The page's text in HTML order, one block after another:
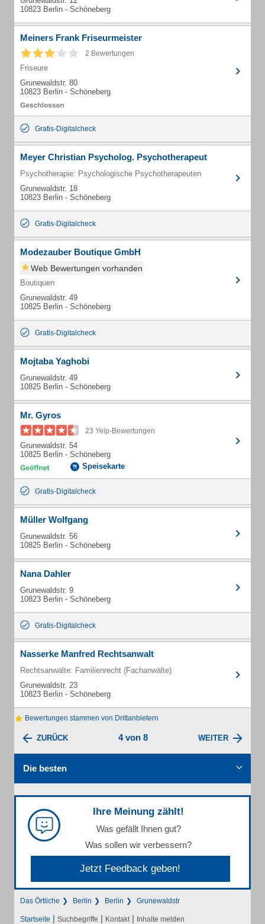
10823 Berlin - Schöneberg
Meiners Frank Friseurmeister
2 Bewertungen
Friseure
Grunewaldstr. 80
10823 Berlin - Schöneberg
Gratis-Digitalcheck
Meyer Christian Psycholog. Psychotherapeut
Psychotherapie: Psychologische Psychotherapeuten
Grunewaldstr. 18
10823 Berlin - Schöneberg
Gratis-Digitalcheck
Modezauber Boutique GmbH
Web Bewertungen vorhanden
Boutiquen
Grunewaldstr. 49
10825 Berlin - Schöneberg
Gratis-Digitalcheck
Mojtaba Yaghobi
Grunewaldstr. 49
10825 Berlin - Schöneberg
Mr. Gyros
23 Yelp-Bewertungen
Grunewaldstr. 54
10825 Berlin - Schöneberg
Speisekarte
Gratis-Digitalcheck
Müller Wolfgang
Grunewaldstr. 56
10825 Berlin - Schöneberg
Nana Dahler
Grunewaldstr. 9
10823 Berlin - Schöneberg
Gratis-Digitalcheck
Nasserke Manfred Rechtsanwalt
Rechtsanwälte: Familienrecht (Fachanwälte)
Grunewaldstr. 23
10823 Berlin - Schöneberg
Bewertungen stammen von Drittanbietern
ZURÜCK 4 von 8 WEITER
Die besten
Ihre Meinung zählt!
Was gefällt Ihnen gut?
Was sollen wir verbessern?
Jetzt Feedback geben!
Das Örtliche Berlin Berlin Grunewaldstr
Startseite | Suchbegriffe | Kontakt | Inhalte melden